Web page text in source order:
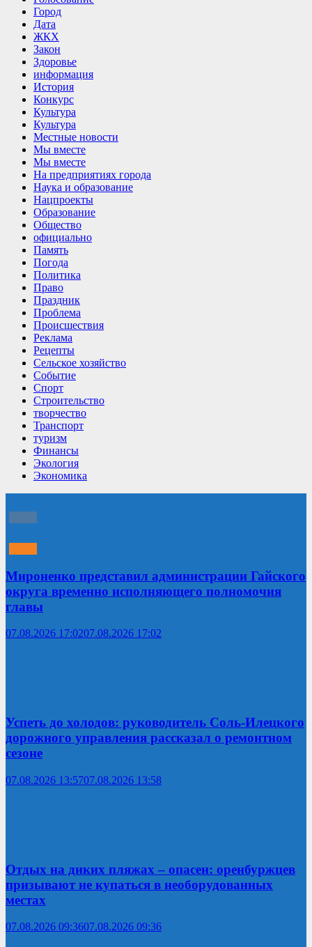
Город
Дата
ЖКХ
Закон
Здоровье
информация
История
Конкурс
Культура
Культура
Местные новости
Мы вместе
Мы вместе
На предприятиях города
Наука и образование
Нацпроекты
Образование
Общество
официально
Память
Погода
Политика
Право
Праздник
Проблема
Происшествия
Реклама
Рецепты
Сельское хозяйство
Событие
Спорт
Строительство
творчество
Транспорт
туризм
Финансы
Экология
Экономика
Мироненко представил администрации Гайского
округа временно исполняющего полномочия
главы
07.08.2026 17:0207.08.2026 17:02
Успеть до холодов: руководитель Соль-Илецкого
дорожного управления рассказал о ремонтном
сезоне
07.08.2026 13:5707.08.2026 13:58
Отдых на диких пляжах – опасен: оренбуржцев
призывают не купаться в необорудованных
местах
07.08.2026 09:3607.08.2026 09:36